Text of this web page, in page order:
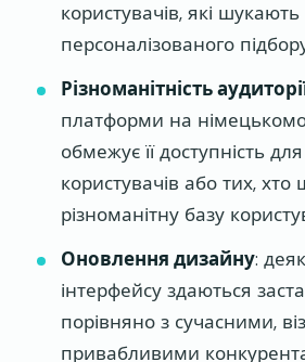
користувачів, які шукають
персоналізованого
Різноманітність
платформи на
обмежує її доступність
користувачів або тих, хто
різноманітну базу
Оновлення дизайну:
інтерфейсу здаються
порівняно з сучасними,
привабливими